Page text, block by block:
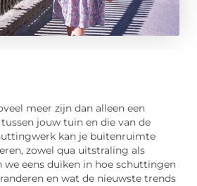
meer zijn dan alleen een
jouw tuin en die van de
kan je buitenruimte
zowel qua uitstraling als
eens duiken in hoe schuttingen
en wat de nieuwste trends